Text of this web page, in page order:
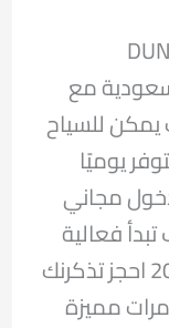
مع
للسياح
يوميًا
دخول مجاني
سوف تبدأ فعالية
ديونز أوف أرابيا في 15 ديسمبر 2024 احجز تذكرنك
مميزة